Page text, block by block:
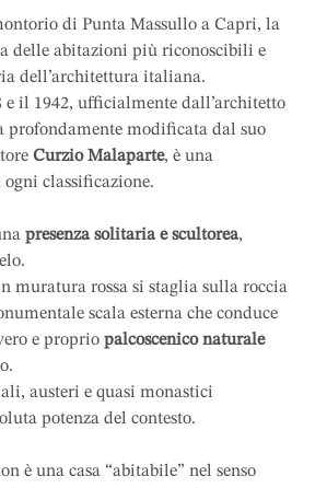
di Punta Massullo a Capri, la
delle abitazioni più riconoscibili e
dell’architettura italiana.
e il 1942, ufficialmente dall’architetto
profondamente modificata dal suo
Curzio Malaparte, è una
ogni classificazione.
presenza solitaria e scultorea,
muratura rossa si staglia sulla roccia
scala esterna che conduce
e proprio palcoscenico naturale
austeri e quasi monastici
potenza del contesto.
è una casa “abitabile” nel senso